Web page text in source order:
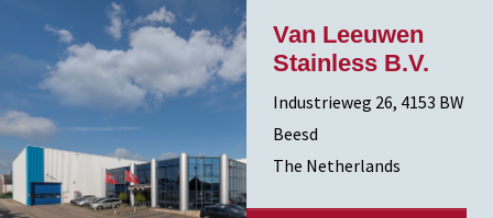
Van Leeuwen
Stainless B.V.
Industrieweg 26, 4153 BW
Beesd
The Netherlands